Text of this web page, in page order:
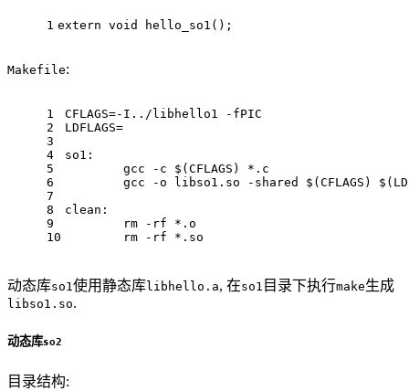
1 extern void hello_so1 () ;
Makefile:
1
2
3
4
5
6
7
8
9
10
CFLAGS=-I../libhello1 -fPIC
LDFLAGS=
so1:
	gcc -c
$(CFLAGS)
*.c
	gcc -o libso1.so -shared
$(CFLAGS)
clean:
	rm -rf *.o
	rm -rf *.so
动态库so1 使用静态库libhello.a, 在so1 目录下执行make生成
libso1.so.
动态库so2
目录结构: